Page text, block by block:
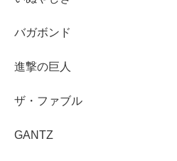
バガボンド
進撃の巨人
ザ・ファブル
GANTZ